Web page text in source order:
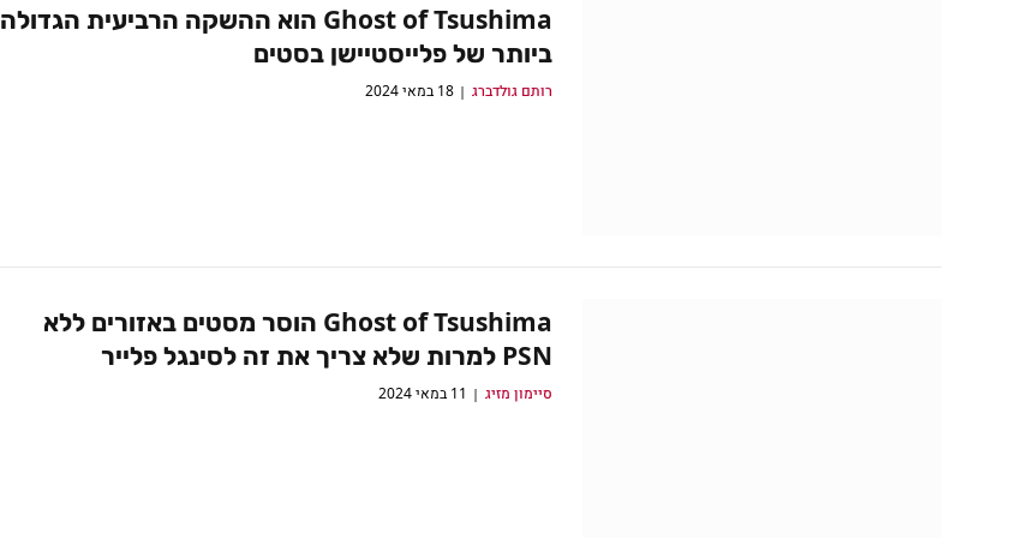
Ghost of Tsushima הוא ההשקה הרביעית הגדולה
ביותר של פלייסטיישן בסטים
רותם גולדברג 18 במאי 2024
Ghost of Tsushima הוסר מסטים באזורים ללא
PSN למרות שלא צריך את זה לסינגל פלייר
סיימון מזיג 11 במאי 2024